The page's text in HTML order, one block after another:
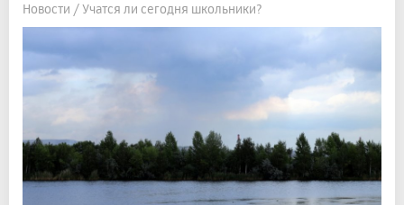
Новости / Учатся ли сегодня школьники?